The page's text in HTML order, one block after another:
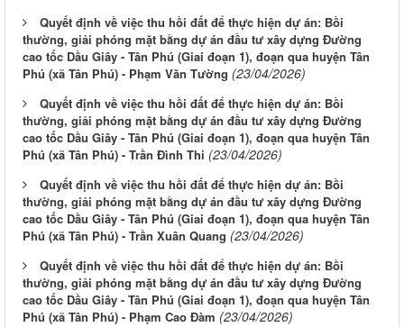
Quyết định về việc thu hồi đất để thực hiện dự án: Bồi
thường, giải phóng mặt bằng dự án đầu tư xây dựng Đường
cao tốc Dầu Giây - Tân Phú (Giai đoạn 1), đoạn qua huyện Tân
Phú (xã Tân Phú) - Phạm Văn Tường (23/04/2026)
Quyết định về việc thu hồi đất để thực hiện dự án: Bồi
thường, giải phóng mặt bằng dự án đầu tư xây dựng Đường
cao tốc Dầu Giây - Tân Phú (Giai đoạn 1), đoạn qua huyện Tân
Phú (xã Tân Phú) - Trần Đình Thi (23/04/2026)
Quyết định về việc thu hồi đất để thực hiện dự án: Bồi
thường, giải phóng mặt bằng dự án đầu tư xây dựng Đường
cao tốc Dầu Giây - Tân Phú (Giai đoạn 1), đoạn qua huyện Tân
Phú (xã Tân Phú) - Trần Xuân Quang (23/04/2026)
Quyết định về việc thu hồi đất để thực hiện dự án: Bồi
thường, giải phóng mặt bằng dự án đầu tư xây dựng Đường
cao tốc Dầu Giây - Tân Phú (Giai đoạn 1), đoạn qua huyện Tân
Phú (xã Tân Phú) - Phạm Cao Đàm (23/04/2026)